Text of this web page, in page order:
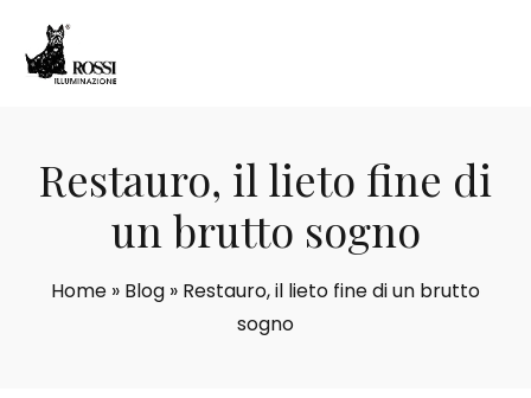
Restauro, il lieto fine di
un brutto sogno
Home » Blog » Restauro, il lieto fine di un brutto
sogno